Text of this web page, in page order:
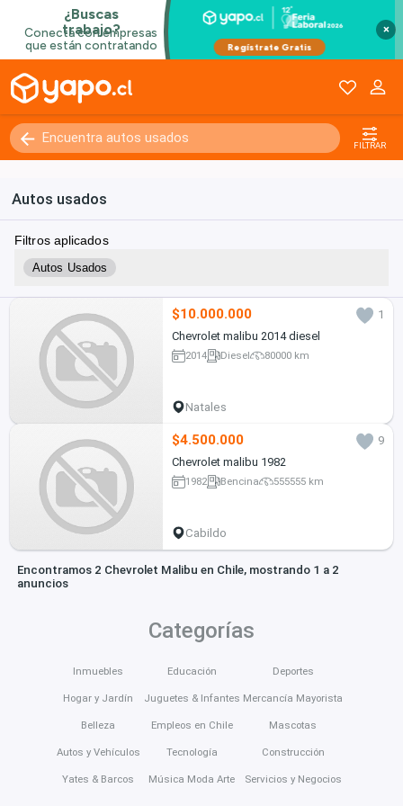
×
FILTRAR
Autos usados
Filtros aplicados
Autos Usados
$10.000.000
1
Chevrolet malibu 2014 diesel
2014 Diesel 80000 km
Natales
$4.500.000
9
Chevrolet malibu 1982
1982 Bencina 555555 km
Cabildo
Encontramos 2 Chevrolet Malibu en Chile, mostrando 1 a 2
anuncios
Categorías
Inmuebles
Hogar y Jardín
Belleza
Autos y Vehículos
Yates & Barcos
Educación
Juguetes & Infantes
Empleos en Chile
Tecnología
Música Moda Arte
Deportes
Mercancía Mayorista
Mascotas
Construcción
Servicios y Negocios